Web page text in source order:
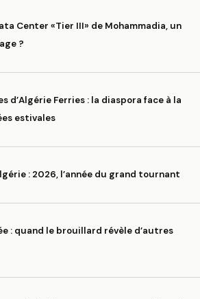
Center «Tier III» de Mohammadia, un
?
d’Algérie Ferries : la diaspora face à la
estivales
: 2026, l’année du grand tournant
: quand le brouillard révèle d’autres